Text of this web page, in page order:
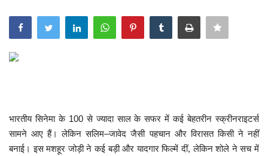
मनोरंजन
दुनिया
भारतीय सिनेमा के 100 से ज्यादा साल के सफर में कई बेहतरीन स्क्रीनराइटर्स
सामने आए हैं। लेकिन सलिम–जावेद जैसी पहचान और विरासत किसी ने नहीं
बनाई। इस मशहूर जोड़ी ने कई बड़ी और यादगार फिल्में दीं, लेकिन शोले ने सच में